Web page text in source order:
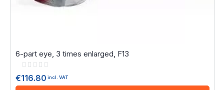
6-part eye, 3 times enlarged, F13
Rating:
€116.80 incl. VAT